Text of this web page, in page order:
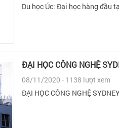
Du học Úc: Đại học hàng đầu
ĐẠI HỌC CÔNG NGHỆ
08/11/2020 - 1138 lượt xem
ĐẠI HỌC CÔNG NGHỆ